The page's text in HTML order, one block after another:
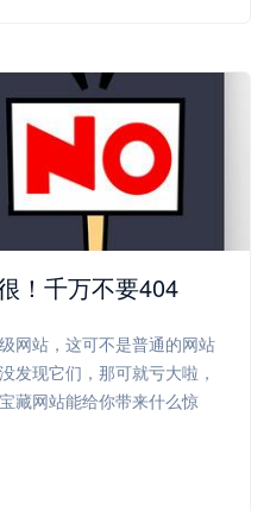
！千万不要404
网站，这可不是普通的网站
发现它们，那可就亏大啦，
藏网站能给你带来什么惊